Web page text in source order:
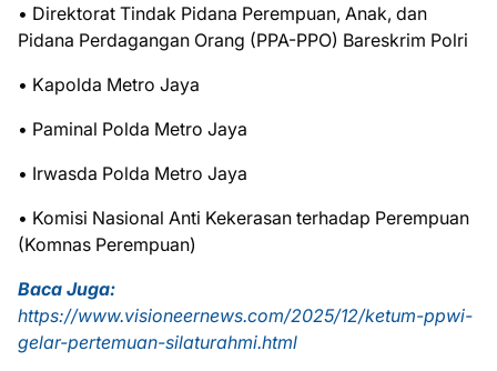
• Direktorat Tindak Pidana Perempuan, Anak, dan
Pidana Perdagangan Orang (PPA-PPO) Bareskrim Polri
• Kapolda Metro Jaya
• Paminal Polda Metro Jaya
• Irwasda Polda Metro Jaya
• Komisi Nasional Anti Kekerasan terhadap Perempuan
(Komnas Perempuan)
Baca Juga:
https://www.visioneernews.com/2025/12/ketum-ppwi-
gelar-pertemuan-silaturahmi.html